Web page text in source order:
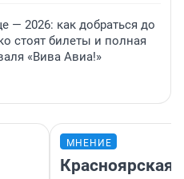
2026: как добраться до
стоят билеты и полная
«Вива Авиа!»
МНЕНИЕ
Красноярская